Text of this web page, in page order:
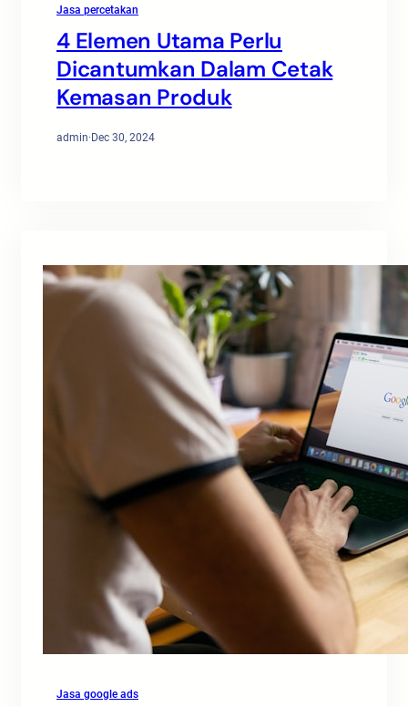
Jasa percetakan
4 Elemen Utama Perlu
Dicantumkan Dalam Cetak
Kemasan Produk
admin·Dec 30, 2024
Jasa google ads